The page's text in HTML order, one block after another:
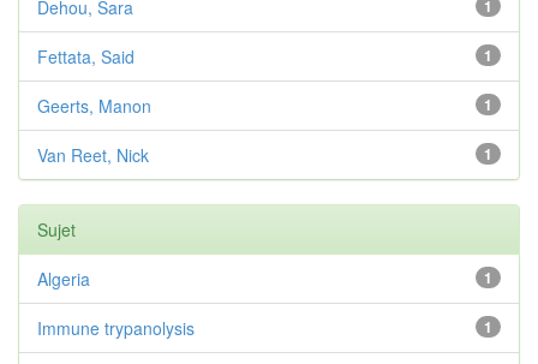
1
Dehou, Sara
1
Fettata, Said
1
Geerts, Manon
1
Van Reet, Nick
Sujet
1
Algeria
1
Immune trypanolysis